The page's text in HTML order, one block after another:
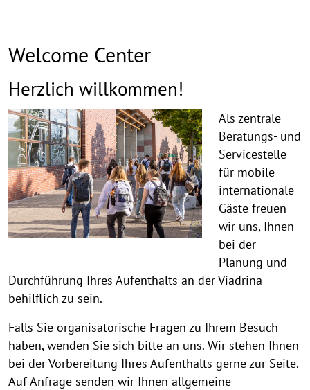
Welcome Center
Herzlich willkommen!
Als zentrale
Beratungs- und
Servicestelle
für mobile
internationale
Gäste freuen
wir uns, Ihnen
bei der
Planung und
Durchführung Ihres Aufenthalts an der Viadrina
behilflich zu sein.
Falls Sie organisatorische Fragen zu Ihrem Besuch
haben, wenden Sie sich bitte an uns. Wir stehen Ihnen
bei der Vorbereitung Ihres Aufenthalts gerne zur Seite.
Auf Anfrage senden wir Ihnen allgemeine